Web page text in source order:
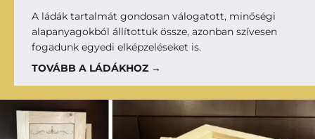
A ládák tartalmát gondosan válogatott, minőségi
alapanyagokból állítottuk össze, azonban szívesen
fogadunk egyedi elképzeléseket is.
TOVÁBB A LÁDÁKHOZ →